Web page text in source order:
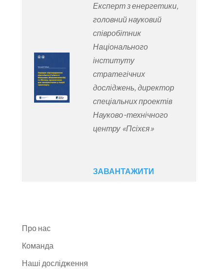
Експерт з енергетики,
головний науковий
співробітник
Національного
інституту
стратегічних
досліджень, директор
спеціальних проектів
Науково-технічного
центру «Псіхєя»
ЗАВАНТАЖИТИ
Про нас
Команда
Наші дослідження